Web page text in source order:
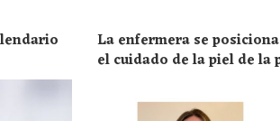
La enfermera se
el cuidado de la piel de la